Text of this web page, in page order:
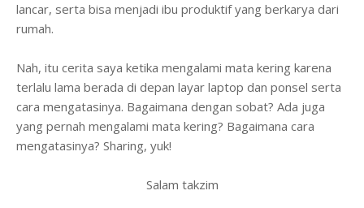
lancar, serta bisa menjadi ibu produktif yang berkarya dari
rumah.
Nah, itu cerita saya ketika mengalami mata kering karena
terlalu lama berada di depan layar laptop dan ponsel serta
cara mengatasinya. Bagaimana dengan sobat? Ada juga
yang pernah mengalami mata kering? Bagaimana cara
mengatasinya? Sharing, yuk!
Salam takzim